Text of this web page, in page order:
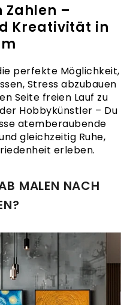
Zahlen –
Kreativität in
perfekte Möglichkeit,
Stress abzubauen
Seite freien Lauf zu
Hobbykünstler – Du
atemberaubende
gleichzeitig Ruhe,
erleben.
MALEN NACH